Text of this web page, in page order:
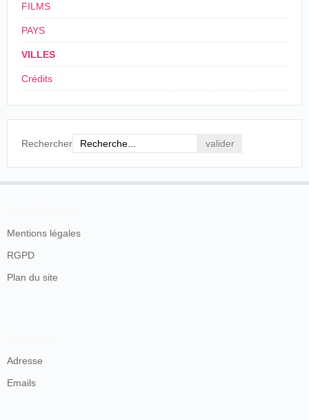
FILMS
PAYS
VILLES
Crédits
Rechercher
Mentions légales
RGPD
Plan du site
Adresse
Emails